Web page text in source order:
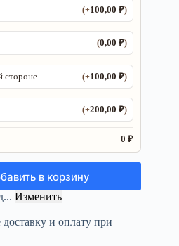
(+100,00₽)
(0,00₽)
стороне (+100,00₽)
(+200,00₽)
0 ₽
в корзину
Изменить
и оплату при